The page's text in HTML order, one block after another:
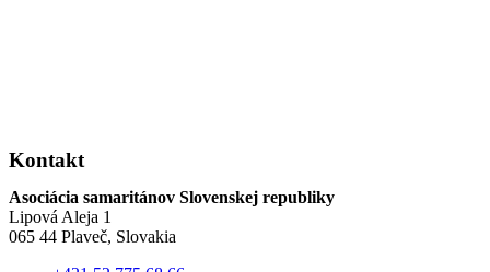
Kontakt
Asociácia samaritánov Slovenskej republiky
Lipová Aleja 1
065 44 Plaveč, Slovakia